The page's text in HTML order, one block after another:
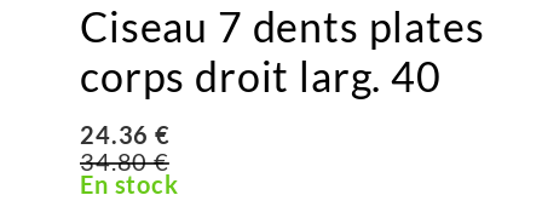
Ciseau 7 dents plates
corps droit larg. 40
24.36 €
34.80 €
En stock